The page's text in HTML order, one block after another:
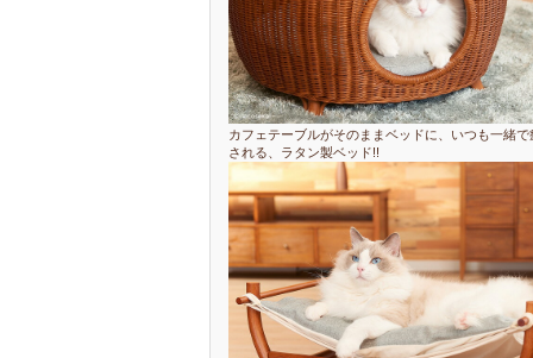
カフェテーブルがそのままベッドに、いつも一緒で
される、ラタン製ベッド!!